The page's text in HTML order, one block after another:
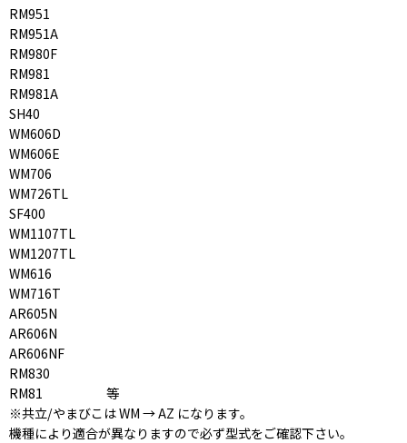
RM951
RM951A
RM980F
RM981
RM981A
SH40
WM606D
WM606E
WM706
WM726TL
SF400
WM1107TL
WM1207TL
WM616
WM716T
AR605N
AR606N
AR606NF
RM830
RM81 等
※共立/やまびこは WM → AZ になります。
機種により適合が異なりますので必ず型式をご確認下さい。